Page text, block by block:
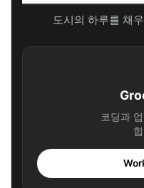
도시의 하루를 채
코딩과